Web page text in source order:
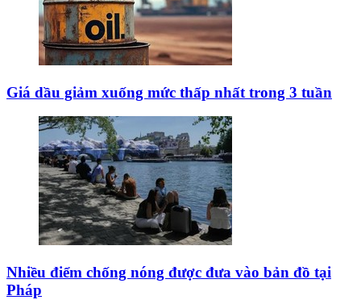
Giá dầu giảm xuống mức thấp nhất trong 3 tuần
Nhiều điểm chống nóng được đưa vào bản đồ tại
Pháp